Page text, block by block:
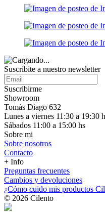
Suscribite a nuestro newsletter
Suscribirme
Showroom
Tomás Diago 632
Lunes a viernes 11:30 a 19:30
Sábados 11:00 a 15:00 hs
Sobre mi
Sobre nosotros
Contacto
+ Info
Preguntas frecuentes
Cambios y devoluciones
¿Cómo cuido mis productos
© 2026 Cilento